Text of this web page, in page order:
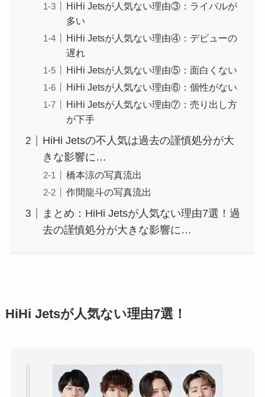
HiHi Jetsが人気ない理由③：ライバルが
多い
HiHi Jetsが人気ない理由④：デビューの
遅れ
HiHi Jetsが人気ない理由⑤：面白くない
HiHi Jetsが人気ない理由⑥：個性がない
HiHi Jetsが人気ない理由⑦：売り出し方
が下手
HiHi Jetsの不人気は過去の謹慎処分が大
きな影響に…
橋本涼の写真流出
作間龍斗の写真流出
まとめ：HiHi Jetsが人気ない理由7選！過
去の謹慎処分が大きな影響に…
HiHi Jetsが人気ない理由7選！